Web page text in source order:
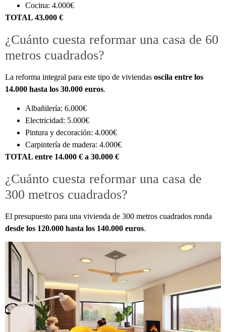
Cocina: 4.000€
TOTAL 43.000 €
¿Cuánto cuesta reformar una casa de 60
metros cuadrados?
La reforma integral para este tipo de viviendas oscila entre los
14.000 hasta los 30.000 euros.
Albañilería: 6.000€
Electricidad: 5.000€
Pintura y decoración: 4.000€
Carpintería de madera: 4.000€
TOTAL entre 14.000 € a 30.000 €
¿Cuánto cuesta reformar una casa de
300 metros cuadrados?
El presupuesto para una vivienda de 300 metros cuadrados ronda
desde los 120.000 hasta los 140.000 euros.